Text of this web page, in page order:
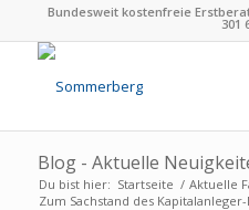
Bundesweit kostenfreie
301
Blog - Aktuelle
Du bist hier: Startseite / Aktuelle
Zum Sachstand des